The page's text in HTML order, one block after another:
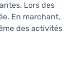
Lors des
En marchant,
des activités